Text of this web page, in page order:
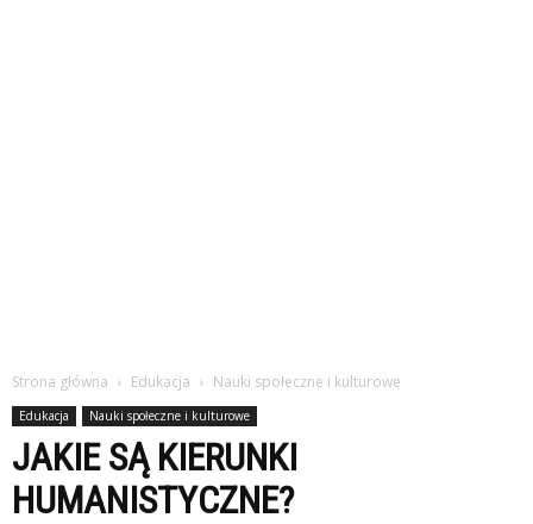
Strona główna Edukacja Nauki społeczne i kulturowe
Edukacja Nauki społeczne i kulturowe
JAKIE SĄ KIERUNKI
HUMANISTYCZNE?